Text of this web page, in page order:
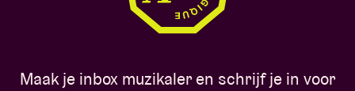
Maak je inbox muzikaler en schrijf je in voor